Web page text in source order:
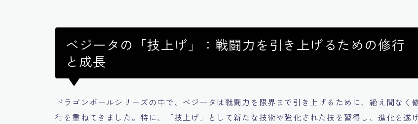
ベジータの「技上げ」：戦闘力を引き上げるための修行
と成長
ドラゴンボールシリーズの中で、ベジータは戦闘力を限界まで引き上げるために、絶え間なく
行を重ねてきました。特に、「技上げ」として新たな技術や強化された技を習得し、進化を遂